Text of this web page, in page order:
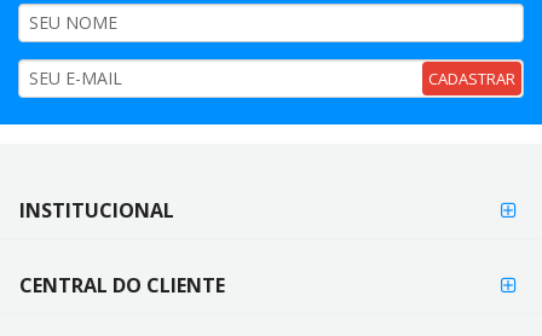
CADASTRAR
FORMAS
FORMAS DE
PAGAMENTO
INSTITUCIONAL
CENTRAL DO CLIENTE